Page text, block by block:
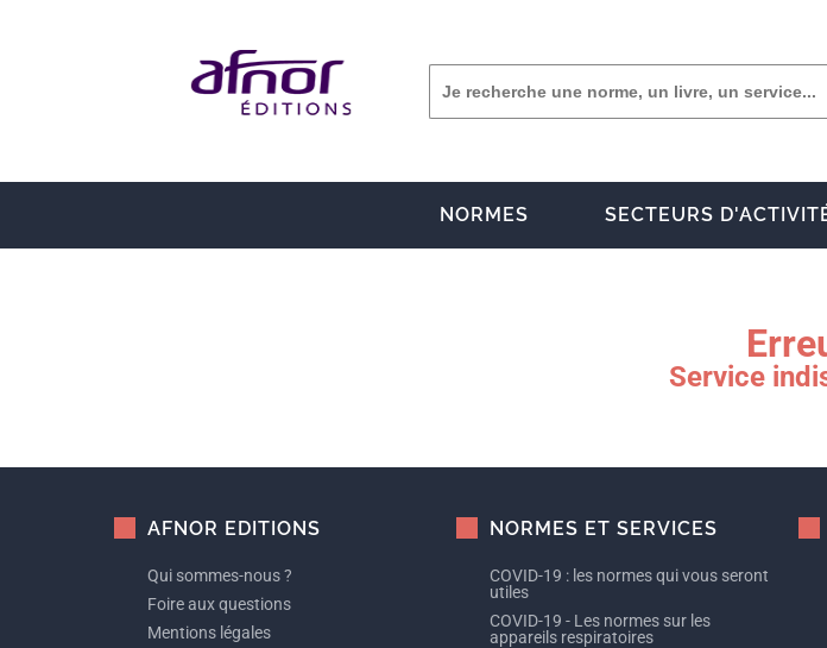
NORMES SECTEURS
Service
AFNOR EDITIONS
Qui sommes-nous ?
Foire aux questions
Mentions légales
NORMES ET SERVICES
COVID-19 : les normes qui vous seront
utiles
COVID-19 - Les normes sur les
appareils respiratoires